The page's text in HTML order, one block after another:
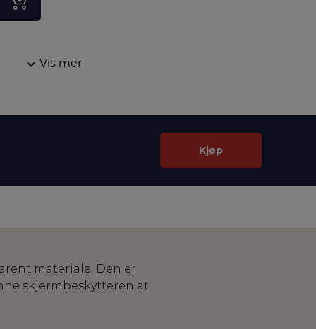
Vis mer
Kjøp
materiale. Den er
skjermbeskytteren at